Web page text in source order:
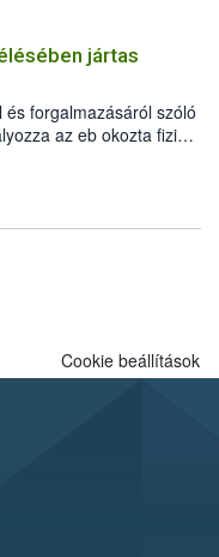
jártas
forgalmazásáról szóló
az eb okozta fizikai
felmerülő
eb tartását és annak
jártas szakértőt.
Cookie beállítások